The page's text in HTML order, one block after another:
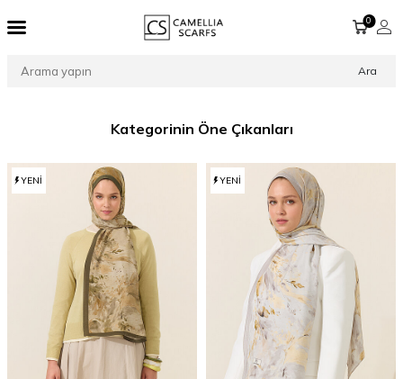
Ara
0
Kategorinin Öne Çıkanları
YENI YENI